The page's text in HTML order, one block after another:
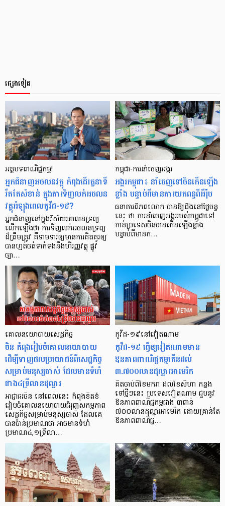
ផ្សេងទៀត
អត្ថបទពាណិជ្ជកម្ម!
អ្នកជំនាញអចលនវត្ថុ កំពុងដើរតួនាទី
រឹតតែសំខាន់ ក្នុងការទិញលក់អចលន
វត្ថុអំឡុងពេលកូវីដ-១៩?
អ្នកជំនាញនៅក្នុងវិស័យអចលនទ្រព្យ
លើកឡើងថា ការទិញលក់អចលនទ្រព្យ
ដ៏ត្រឹមត្រូវ គឺទាមទារឲ្យមានការគិតគូរឲ្យ
បានហ្មត់ចត់ទាក់ទងនឹងហិរញ្ញវត្ថុ ផ្លូវ
ច្បា…
កម្ពុជា-ការនាំចេញ​អង្ករ
អង្ករ​កម្ពុជា៖ ​នាំចេញ​ទៅ​ចិន​កើន​ឡើង​
ខ្លាំង បន្ទាប់​ពី​មាន​ការ​យក​ពន្ធ​ពី​អឺរ៉ុប
ធនាគារ​ពិភពលោក បាន​ឱ្យ​ដឹង​​នៅ​ថ្ងៃ​ចន្ទ​
នេះ ថា ការនាំ​ចេញ​អង្ករ​របស់​កម្ពុជា​ទៅ​
កាន់​ប្រទេស​ចិន​បាន​កើន​ឡើង​ខ្លាំង
បន្ទាប់​ពី​មាន​ក…
គោលនយោបាយសេដ្ឋកិច្ច
ចិន កំពុងរៀបចំគោលនយោបាយ
ដើម្បីទាញផលប្រយោជន៍ពីសេដ្ឋកិច្ច
សម្រាប់មនុស្សចាស់ ដែលមានទំហំ
ជាង៤ទ្រីលានដុល្លារ
អាជ្ញាធរចិន នៅពេលនេះ កំពុងខិតខំ
រៀបចំគោលនយោបាយជំរុញសកម្មភាព
សេដ្ឋកិច្ចសម្រាប់មនុស្សចាស់ ដែលគេ
បានប៉ាន់ប្រមាណថា អាចមានទំហំ
ប្រមាណ៤,១ទ្រីលា…
កូវីដ-១៩នៅវៀតណាម
កូវីដ-១៩ ធ្វើឲ្យវៀតណាមមាន
ឱនភាពពាណិជ្ជកម្មកើនដល់
៣.៧០០លានដុល្លារអាមេរិក
គិតចាប់ពីខែមករា ដល់ខែសីហា កន្លង
ទៅថ្មីៗនេះ ប្រទេសវៀតណាម ជួបនូវ
ឱនភាពពាណិជ្ជកម្មជាង ៣ពាន់
៧០០លានដុល្លារអាមេរិក ដោយគ្រាន់តែ
ឱនភាពពាណិជ្ជ…